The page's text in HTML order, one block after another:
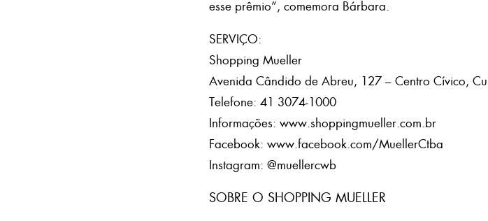
esse prêmio”, comemora Bárbara.
SERVIÇO:
Shopping Mueller
Avenida Cândido de Abreu, 127 – Centro Cívico,
Telefone: 41 3074-1000
Informações: www.shoppingmueller.com.br
Facebook: www.facebook.com/MuellerCtba
Instagram: @muellercwb
SOBRE O SHOPPING MUELLER